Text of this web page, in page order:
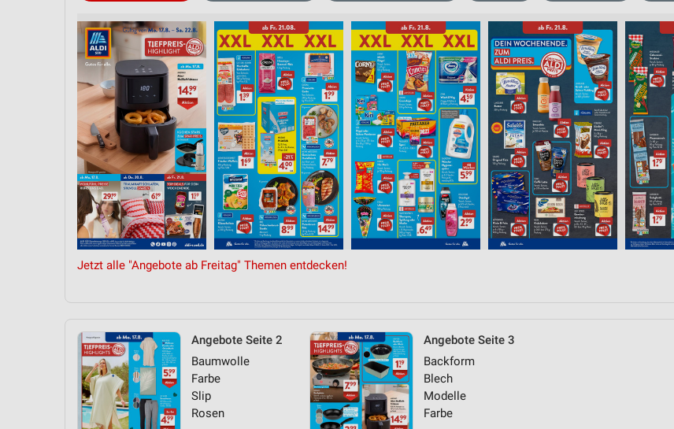
Jetzt alle "Angebote ab Freitag" Themen entdecken!
Angebote Seite 2
Baumwolle
Farbe
Slip
Rosen
Angebote Seite 3
Backform
Blech
Modelle
Farbe